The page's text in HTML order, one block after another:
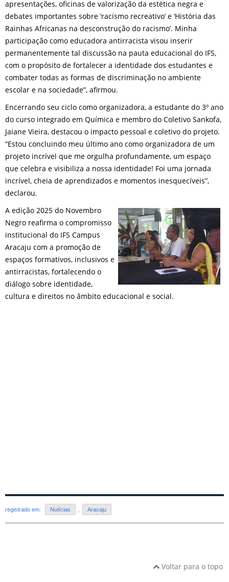
apresentações, oficinas de valorização da estética negra e
debates importantes sobre ‘racismo recreativo’ e ‘História das
Rainhas Africanas na desconstrução do racismo’. Minha
participação como educadora antirracista visou inserir
permanentemente tal discussão na pauta educacional do IFS,
com o propósito de fortalecer a identidade dos estudantes e
combater todas as formas de discriminação no ambiente
escolar e na sociedade”, afirmou.
Encerrando seu ciclo como organizadora, a estudante do 3º ano
do curso integrado em Química e membro do Coletivo Sankofa,
Jaiane Vieira, destacou o impacto pessoal e coletivo do projeto.
“Estou concluindo meu último ano como organizadora de um
projeto incrível que me orgulha profundamente, um espaço
que celebra e visibiliza a nossa identidade! Foi uma jornada
incrível, cheia de aprendizados e momentos inesquecíveis”,
declarou.
A edição 2025 do Novembro
Negro reafirma o compromisso
institucional do IFS Campus
Aracaju com a promoção de
espaços formativos, inclusivos e
antirracistas, fortalecendo o
diálogo sobre identidade,
cultura e direitos no âmbito educacional e social.
registrado em: Notícias Aracaju
Voltar para o topo